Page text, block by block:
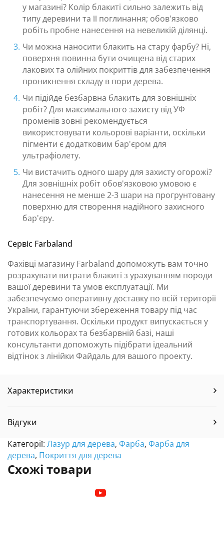
у магазині? Колір блакиті сильно залежить від
типу деревини та її поглинання; обов'язково
робіть пробне нанесення на невеликій ділянці.
Чи можна наносити блакить на стару фарбу? Ні,
поверхня повинна бути очищена від старих
лакових та олійних покриттів для забезпечення
проникнення складу в пори дерева.
Чи підійде безбарвна блакить для зовнішніх
робіт? Для максимального захисту від УФ
променів зовні рекомендується
використовувати кольорові варіанти, оскільки
пігменти є додатковим бар'єром для
ультрафіолету.
Чи вистачить одного шару для захисту огорожі?
Для зовнішніх робіт обов'язковою умовою є
нанесення не менше 2-3 шари на прогрунтовану
поверхню для створення надійного захисного
бар'єру.
Сервіс Farbaland
Фахівці магазину Farbaland допоможуть вам точно
розрахувати витрати блакиті з урахуванням породи
вашої деревини та умов експлуатації. Ми
забезпечуємо оперативну доставку по всій території
України, гарантуючи збереження товару під час
транспортування. Оскільки продукт випускається у
готових кольорах та безбарвній базі, наші
консультанти допоможуть підібрати ідеальний
відтінок з лінійки Файдаль для вашого проекту.
Характеристики
Відгуки
Категорії: Лазур для дерева, Фарба, Фарба для
дерева, Покриття для дерева
Схожі товари